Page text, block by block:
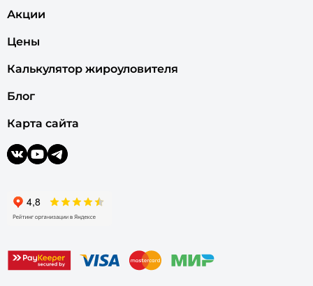
Акции
Цены
Калькулятор жироуловителя
Блог
Карта сайта